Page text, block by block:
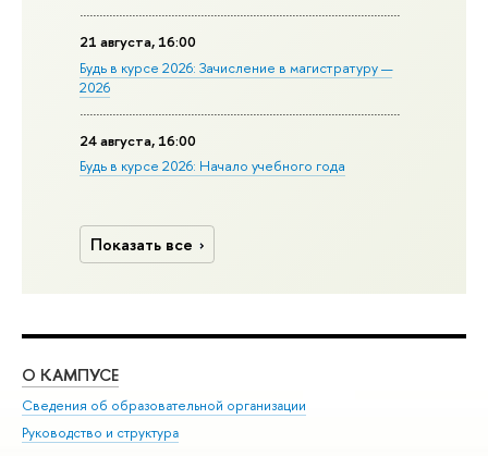
21 августа, 16:00
Будь в курсе 2026: Зачисление в магистратуру —
2026
24 августа, 16:00
Будь в курсе 2026: Начало учебного года
Показать все
О КАМПУСЕ
Сведения об образовательной организации
Руководство и структура